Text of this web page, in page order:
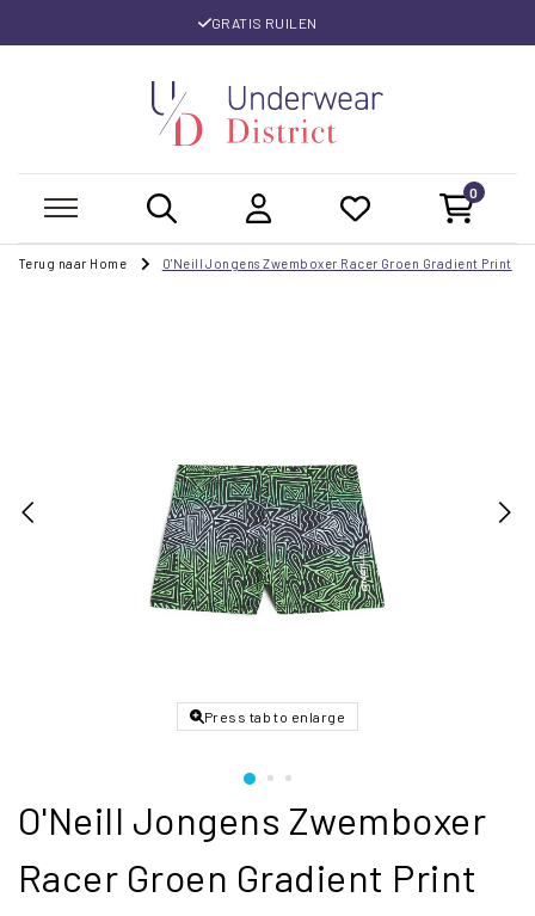
GRATIS RUILEN
0
Terug naar Home O'Neill Jongens Zwemboxer Racer Groen Gradient Print
Press tab to enlarge
O'Neill Jongens Zwemboxer
Racer Groen Gradient Print